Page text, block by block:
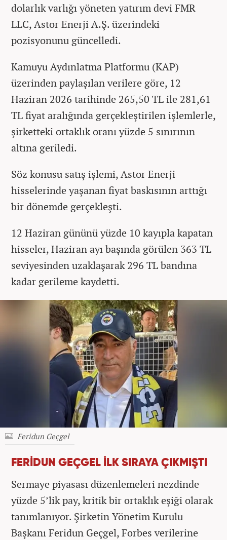
dolarlık varlığı yöneten yatırım devi FMR
LLC, Astor Enerji A.Ş. üzerindeki
pozisyonunu güncelledi.
Kamuyu Aydınlatma Platformu (KAP)
üzerinden paylaşılan verilere göre, 12
Haziran 2026 tarihinde 265,50 TL ile 281,61
TL fiyat aralığında gerçekleştirilen işlemlerle,
şirketteki ortaklık oranı yüzde 5 sınırının
altına geriledi.
Söz konusu satış işlemi, Astor Enerji
hisselerinde yaşanan fiyat baskısının arttığı
bir dönemde gerçekleşti.
12 Haziran gününü yüzde 10 kayıpla kapatan
hisseler, Haziran ayı başında görülen 363 TL
seviyesinden uzaklaşarak 296 TL bandına
kadar gerileme kaydetti.
Feridun Geçgel
FERİDUN GEÇGEL İLK SIRAYA ÇIKMIŞTI
Sermaye piyasası düzenlemeleri nezdinde
yüzde 5’lik pay, kritik bir ortaklık eşiği olarak
tanımlanıyor. Şirketin Yönetim Kurulu
Başkanı Feridun Geçgel, Forbes verilerine